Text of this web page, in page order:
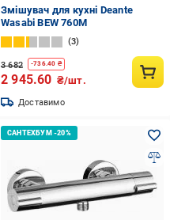
Змішувач для кухні Deante
Wasabi BEW 760M
3
3 682 -736.40 ₴
2 945.60 ₴/шт.
Доставимо